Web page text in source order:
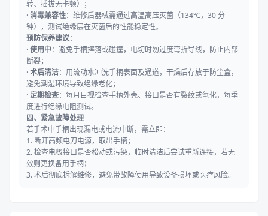
转、插拔无卡顿）；
·消毒兼容性：维修后器械需通过高温高压灭菌（134℃，30 分
钟），测试绝缘层在灭菌后的性能稳定性。
预防保养建议：
·使用中：避免手柄摔落或碰撞，电切时勿过度弯折导线，防止内部
断裂；
·术后清洁：用流动水冲洗手柄表面及通道，干燥后存放于防尘盒，
避免潮湿环境导致绝缘老化；
· 定期检查：每月目视检查手柄外壳、接口是否有裂纹或氧化，每季
度进行绝缘电阻测试。
四、紧急故障处理
若手术中手柄出现漏电或电流中断，需立即：
1. 断开高频电刀电源，取出手柄；
2. 检查电极接口是否松动或污染，临时清洁后尝试重新连接，若无
效则更换备用手柄；
3. 术后彻底拆解维修，避免带故障使用导致设备损坏或医疗风险。